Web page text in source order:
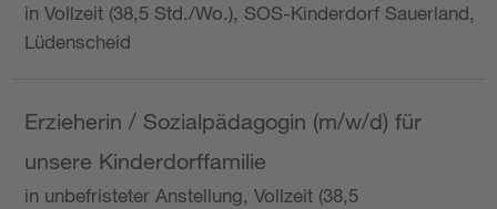
in Vollzeit (38,5 Std./Wo.), SOS-Kinderdorf Sauerland,
Lüdenscheid
Erzieherin / Sozialpädagogin (m/w/d) für
unsere Kinderdorffamilie
in unbefristeter Anstellung, Vollzeit (38,5